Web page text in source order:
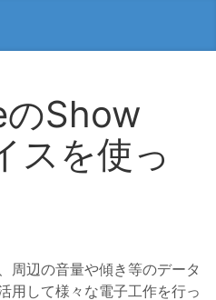
Show
スを使っ
周辺の音量や傾き等のデータ
用して様々な電子工作を行っ